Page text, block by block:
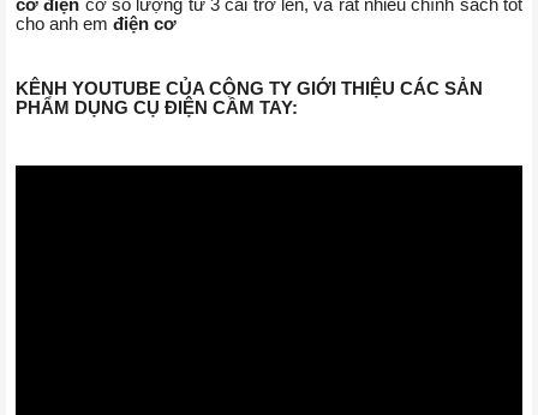
cơ điện cơ số lượng từ 3 cái trở lên, và rất nhiều chính sách tốt
cho anh em điện cơ
KÊNH YOUTUBE CỦA CÔNG TY GIỚI THIỆU CÁC SẢN
PHẨM DỤNG CỤ ĐIỆN CẦM TAY: